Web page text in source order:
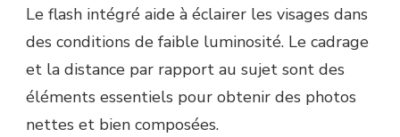
Le flash intégré aide à éclairer les visages dans
des conditions de faible luminosité. Le cadrage
et la distance par rapport au sujet sont des
éléments essentiels pour obtenir des photos
nettes et bien composées.